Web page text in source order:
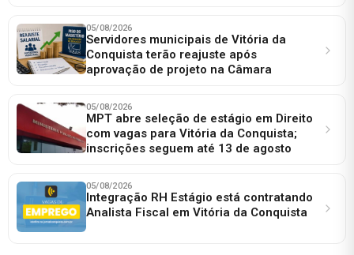
05/08/2026
Servidores municipais de Vitória da
Conquista terão reajuste após
aprovação de projeto na Câmara
05/08/2026
MPT abre seleção de estágio em Direito
com vagas para Vitória da Conquista;
inscrições seguem até 13 de agosto
05/08/2026
Integração RH Estágio está contratando
Analista Fiscal em Vitória da Conquista